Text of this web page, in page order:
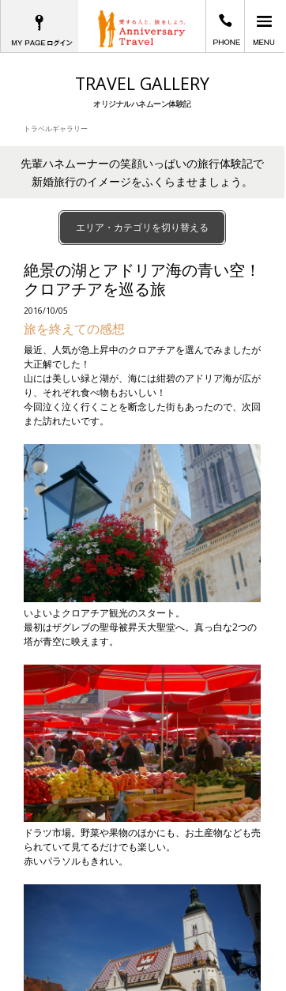
愛する人と、旅をし
TRAVEL GALLERY
オリジナルハネムーン体験記
トラベルギャラリー
先輩ハネムーナーの笑顔いっぱいの旅行体験記で
新婚旅行のイメージをふくらませましょう。
エリア・カテゴリを切り替える
絶景の湖とアドリア海の青い空！
クロアチアを巡る旅
2016/10/05
旅を終えての感想
最近、人気が急上昇中のクロアチアを選んでみましたが
大正解でした！
山には美しい緑と湖が、海には紺碧のアドリア海が広が
り、それぞれ食べ物もおいしい！
今回泣く泣く行くことを断念した街もあったので、次回
また訪れたいです。
いよいよクロアチア観光のスタート。
最初はザグレブの聖母被昇天大聖堂へ。真っ白な2つの
塔が青空に映えます。
ドラツ市場。野菜や果物のほかにも、お土産物なども売
られていて見てるだけでも楽しい。
赤いパラソルもきれい。